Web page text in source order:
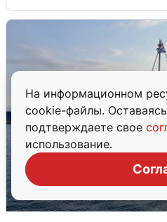
На информационном
cookie-файлы.
подтверждаете свое
использование.